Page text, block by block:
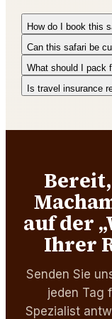
How do I book this
Can this safari be
What should I pack
Is travel insurance
auf der
Ihrer
Senden Sie
jeden Tag
Spezialist